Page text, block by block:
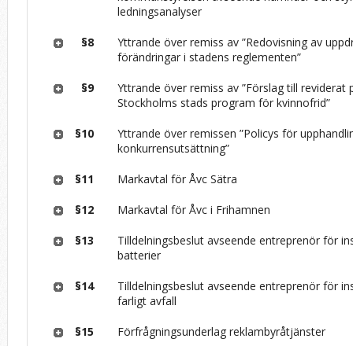
ledningsanalyser
§8
Yttrande över remiss av ”Redovisning av
förändringar i stadens reglementen”
§9
Yttrande över remiss av ”Förslag till reviderat
Stockholms stads program för kvinnofrid”
§10
Yttrande över remissen ”Policys för
konkurrensutsättning”
§11 Markavtal för Åvc Sätra
§12 Markavtal för Åvc i Frihamnen
§13
Tilldelningsbeslut avseende entreprenör för
batterier
§14
Tilldelningsbeslut avseende entreprenör för
farligt avfall
§15 Förfrågningsunderlag reklambyråtjänster